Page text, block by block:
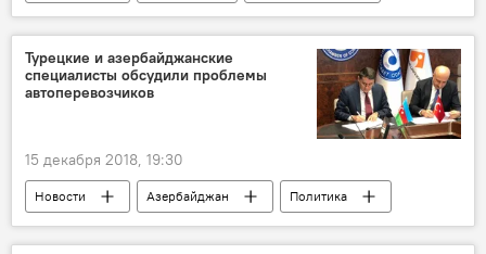
Турецкие и азербайджанские
специалисты обсудили проблемы
автоперевозчиков
15 декабря 2018, 19:30
Новости Азербайджан Политика